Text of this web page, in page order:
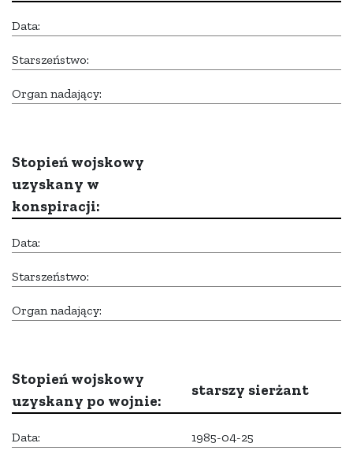
Data:
Starszeństwo:
Organ nadający:
Stopień wojskowy
uzyskany w
konspiracji:
Data:
Starszeństwo:
Organ nadający:
Stopień wojskowy
uzyskany po wojnie:
starszy sierżant
Data: 1985-04-25